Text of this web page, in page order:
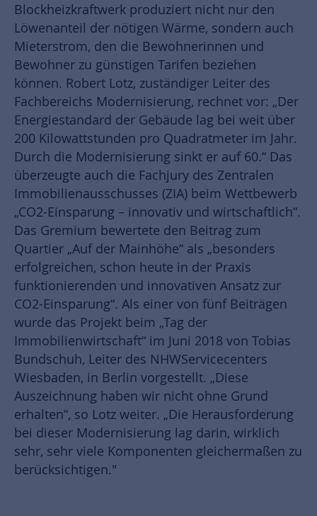
Blockheizkraftwerk produziert nicht nur den
Löwenanteil der nötigen Wärme, sondern auch
Mieterstrom, den die Bewohnerinnen und
Bewohner zu günstigen Tarifen beziehen
können. Robert Lotz, zuständiger Leiter des
Fachbereichs Modernisierung, rechnet vor: „Der
Energiestandard der Gebäude lag bei weit über
200 Kilowattstunden pro Quadratmeter im Jahr.
Durch die Modernisierung sinkt er auf 60.“ Das
überzeugte auch die Fachjury des Zentralen
Immobilienausschusses (ZIA) beim Wettbewerb
„CO2-Einsparung – innovativ und wirtschaftlich“.
Das Gremium bewertete den Beitrag zum
Quartier „Auf der Mainhöhe“ als „besonders
erfolgreichen, schon heute in der Praxis
funktionierenden und innovativen Ansatz zur
CO2-Einsparung“. Als einer von fünf Beiträgen
wurde das Projekt beim „Tag der
Immobilienwirtschaft“ im Juni 2018 von Tobias
Bundschuh, Leiter des NHWServicecenters
Wiesbaden, in Berlin vorgestellt. „Diese
Auszeichnung haben wir nicht ohne Grund
erhalten“, so Lotz weiter. „Die Herausforderung
bei dieser Modernisierung lag darin, wirklich
sehr, sehr viele Komponenten gleichermaßen zu
berücksichtigen."